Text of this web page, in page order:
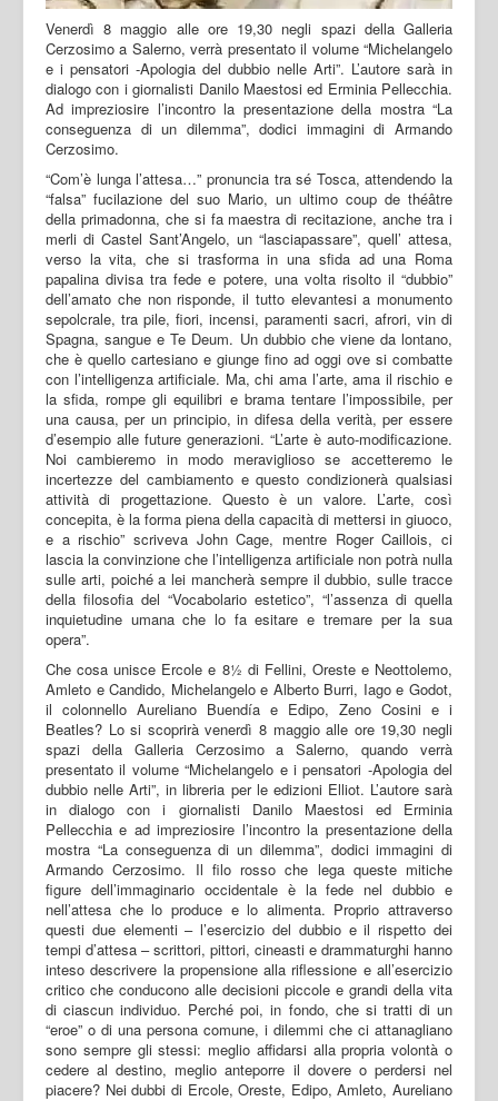
Venerdì 8 maggio alle ore 19,30 negli spazi della Galleria
Cerzosimo a Salerno, verrà presentato il volume “Michelangelo
e i pensatori -Apologia del dubbio nelle Arti”. L’autore sarà in
dialogo con i giornalisti Danilo Maestosi ed Erminia Pellecchia.
Ad impreziosire l’incontro la presentazione della mostra “La
conseguenza di un dilemma”, dodici immagini di Armando
Cerzosimo.
“Com’è lunga l’attesa…” pronuncia tra sé Tosca, attendendo la
“falsa” fucilazione del suo Mario, un ultimo coup de théâtre
della primadonna, che si fa maestra di recitazione, anche tra i
merli di Castel Sant’Angelo, un “lasciapassare”, quell’ attesa,
verso la vita, che si trasforma in una sfida ad una Roma
papalina divisa tra fede e potere, una volta risolto il “dubbio”
dell’amato che non risponde, il tutto elevantesi a monumento
sepolcrale, tra pile, fiori, incensi, paramenti sacri, afrori, vin di
Spagna, sangue e Te Deum. Un dubbio che viene da lontano,
che è quello cartesiano e giunge fino ad oggi ove si combatte
con l’intelligenza artificiale. Ma, chi ama l’arte, ama il rischio e
la sfida, rompe gli equilibri e brama tentare l’impossibile, per
una causa, per un principio, in difesa della verità, per essere
d’esempio alle future generazioni. “L’arte è auto-modificazione.
Noi cambieremo in modo meraviglioso se accetteremo le
incertezze del cambiamento e questo condizionerà qualsiasi
attività di progettazione. Questo è un valore. L’arte, così
concepita, è la forma piena della capacità di mettersi in giuoco,
e a rischio” scriveva John Cage, mentre Roger Caillois, ci
lascia la convinzione che l’intelligenza artificiale non potrà nulla
sulle arti, poiché a lei mancherà sempre il dubbio, sulle tracce
della filosofia del “Vocabolario estetico”, “l’assenza di quella
inquietudine umana che lo fa esitare e tremare per la sua
opera”.
Che cosa unisce Ercole e 8½ di Fellini, Oreste e Neottolemo,
Amleto e Candido, Michelangelo e Alberto Burri, Iago e Godot,
il colonnello Aureliano Buendía e Edipo, Zeno Cosini e i
Beatles? Lo si scoprirà venerdì 8 maggio alle ore 19,30 negli
spazi della Galleria Cerzosimo a Salerno, quando verrà
presentato il volume “Michelangelo e i pensatori -Apologia del
dubbio nelle Arti”, in libreria per le edizioni Elliot. L’autore sarà
in dialogo con i giornalisti Danilo Maestosi ed Erminia
Pellecchia e ad impreziosire l’incontro la presentazione della
mostra “La conseguenza di un dilemma”, dodici immagini di
Armando Cerzosimo. Il filo rosso che lega queste mitiche
figure dell’immaginario occidentale è la fede nel dubbio e
nell’attesa che lo produce e lo alimenta. Proprio attraverso
questi due elementi – l’esercizio del dubbio e il rispetto dei
tempi d’attesa – scrittori, pittori, cineasti e drammaturghi hanno
inteso descrivere la propensione alla riflessione e all’esercizio
critico che conducono alle decisioni piccole e grandi della vita
di ciascun individuo. Perché poi, in fondo, che si tratti di un
“eroe” o di una persona comune, i dilemmi che ci attanagliano
sono sempre gli stessi: meglio affidarsi alla propria volontà o
cedere al destino, meglio anteporre il dovere o perdersi nel
piacere? Nei dubbi di Ercole, Oreste, Edipo, Amleto, Aureliano